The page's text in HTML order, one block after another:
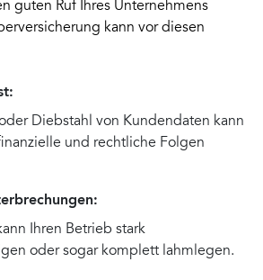
guten Ruf Ihres Unternehmens
kann vor diesen
Diebstahl von Kundendaten kann
und rechtliche Folgen
Ihren Betrieb stark
oder sogar komplett lahmlegen.